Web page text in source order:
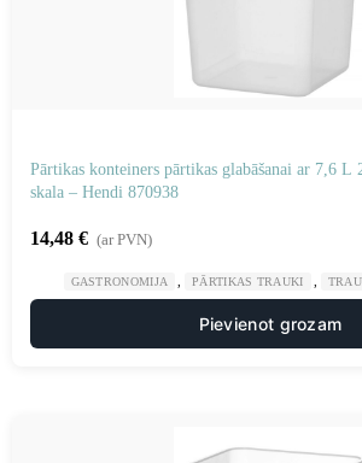
Pārtikas konteiners pārtikas glabāšanai ar 7,6
skala – Hendi 870938
14,48 € (ar PVN)
GASTRONOMIJA PĀRTIKAS TRAUKI
Pievienot grozam